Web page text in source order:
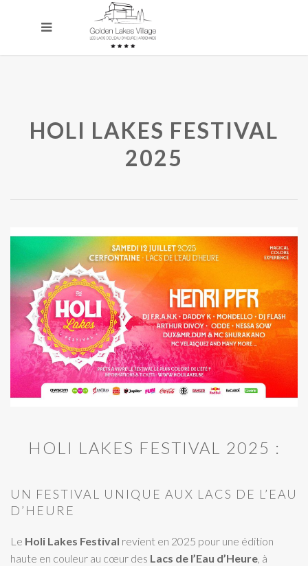
HOLI LAKES FESTIVAL
2025
HOLI LAKES FESTIVAL 2025 :
UN FESTIVAL UNIQUE AUX LACS DE L’EAU
D’HEURE
Le Holi Lakes Festival revient en 2025 pour une édition
haute en couleur au cœur des Lacs de l’Eau d’Heure, à